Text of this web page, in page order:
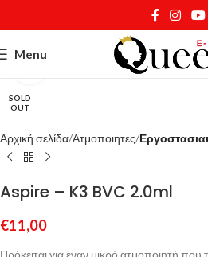
Menu
SOLD
OUT
Κάντε κλικ για μεγέθυνση
Αρχική σελίδα Ατμοποιητες
Aspire – K3 BVC 2.0ml
€11,00
Πρόκειται για έναν μικρό ατμοποιητή που